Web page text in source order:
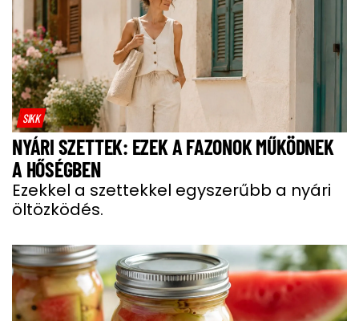
SIKK
NYÁRI SZETTEK: EZEK A FAZONOK MŰKÖDNEK
A HŐSÉGBEN
Ezekkel a szettekkel egyszerűbb a nyári
öltözködés.